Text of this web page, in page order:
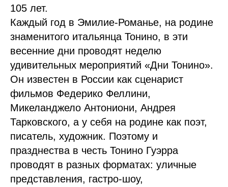
105 лет.
Каждый год в Эмилие-Романье, на родине
знаменитого итальянца Тонино, в эти
весенние дни проводят неделю
удивительных мероприятий «Дни Тонино».
Он известен в России как сценарист
фильмов Федерико Феллини,
Микеланджело Антониони, Андрея
Тарковского, а у себя на родине как поэт,
писатель, художник. Поэтому и
празднества в честь Тонино Гуэрра
проводят в разных форматах: уличные
представления, гастро-шоу,